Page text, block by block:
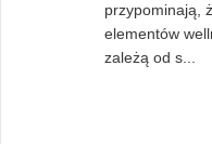
przypominają,
elementów
zależą od s...